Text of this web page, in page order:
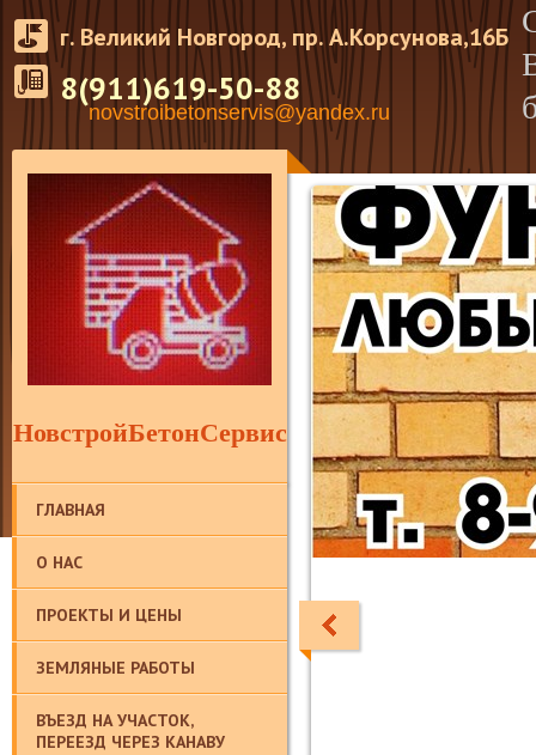
г. Великий Новгород, пр. А.Корсунова,16Б
8(911)619-50-88
novstroibetonservis@yandex.ru
НовстройБетонСервис
ГЛАВНАЯ
О НАС
ПРОЕКТЫ И ЦЕНЫ
ЗЕМЛЯНЫЕ РАБОТЫ
ВЪЕЗД НА УЧАСТОК,
ПЕРЕЕЗД ЧЕРЕЗ КАНАВУ